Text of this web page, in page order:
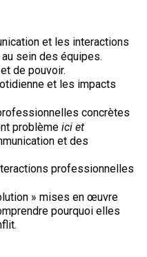
et les interactions
sein des équipes.
de pouvoir.
et les impacts
concrètes
problème ici et
et des
professionnelles
» mises en œuvre
pourquoi elles